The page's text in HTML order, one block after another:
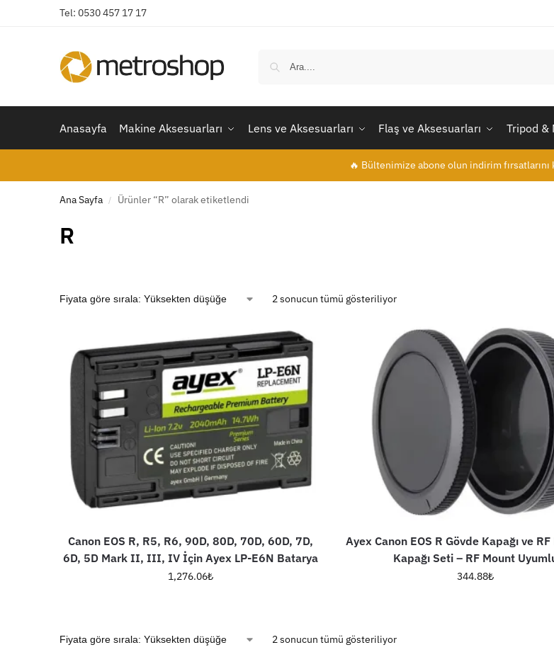
Tel: 0530 457 17 17
Anasayfa Makine Aksesuarları Lens ve Aksesuarları Flaş ve Aksesuarları Tripod &
🔥 Bültenimize abone olun indirim fırsatlarını
Ana Sayfa / Ürünler “R” olarak etiketlendi
R
2 sonucun tümü gösteriliyor
Canon EOS R, R5, R6, 90D, 80D, 70D, 60D, 7D,
6D, 5D Mark II, III, IV İçin Ayex LP-E6N Batarya
1,276.06₺
Ayex Canon EOS R Gövde Kapağı ve
Kapağı Seti – RF Mount
344.88₺
2 sonucun tümü gösteriliyor